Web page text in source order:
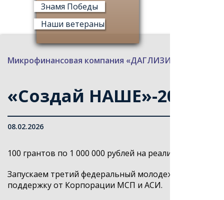
Знамя Победы
Наши ветераны
Микрофинансовая компания «ДАГЛИЗИНГФОНД»
«Создай НАШЕ»-2026!
08.02.2026
100 грантов по 1 000 000 рублей на реализацию
Запускаем третий федеральный молодежный
поддержку от Корпорации МСП и АСИ.